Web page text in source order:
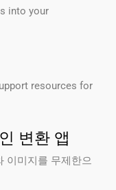
into your
resources for
변환 앱
이미지를 무제한으